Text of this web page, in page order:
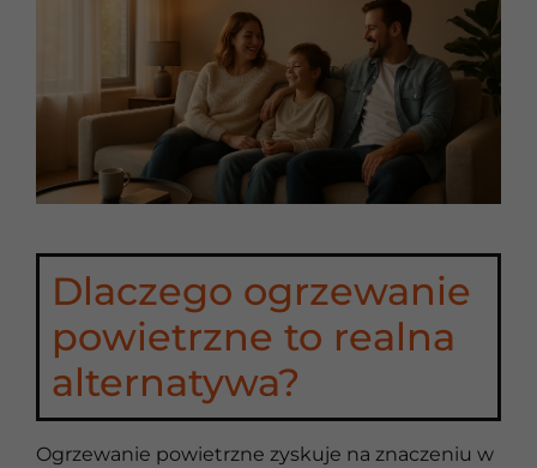
Dlaczego ogrzewanie
powietrzne to realna
alternatywa?
Ogrzewanie powietrzne zyskuje na znaczeniu w